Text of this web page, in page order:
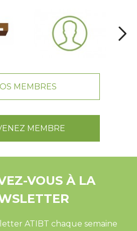
MEMBRES
MEMBRE
VOUS À LA
ATIBT chaque semaine